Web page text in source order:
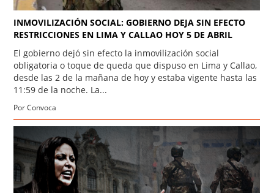
INMOVILIZACIÓN SOCIAL: GOBIERNO DEJA SIN EFECTO
RESTRICCIONES EN LIMA Y CALLAO HOY 5 DE ABRIL
El gobierno dejó sin efecto la inmovilización social
obligatoria o toque de queda que dispuso en Lima y Callao,
desde las 2 de la mañana de hoy y estaba vigente hasta las
11:59 de la noche. La...
Por Convoca